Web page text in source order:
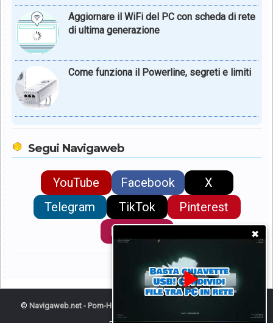
Aggiornare il WiFi del PC con scheda di rete
di ultima generazione
Come funziona il Powerline, segreti e limiti
Segui Navigaweb
YouTube Facebook
X
Telegram
TikTok
Pinterest
Instagram
© Navigaweb.net - Pom-HeyWEB!
Pomes
✖